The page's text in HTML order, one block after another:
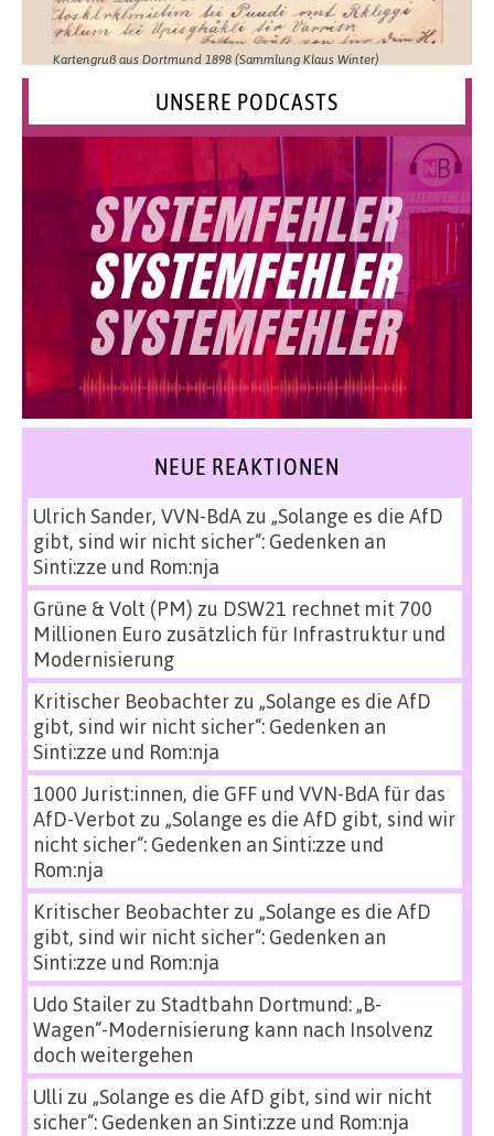
Kartengruß aus Dortmund 1898 (Sammlung Klaus Winter)
UNSERE PODCASTS
NEUE REAKTIONEN
Ulrich Sander, VVN-BdAzu „Solange es die AfD
gibt, sind wir nicht sicher“: Gedenken an
Sinti:zze und Rom:nja
Grüne & Volt (PM) zu DSW21 rechnet mit 700
Millionen Euro zusätzlich für Infrastruktur und
Modernisierung
Kritischer Beobachterzu „Solange es die AfD
gibt, sind wir nicht sicher“: Gedenken an
Sinti:zze und Rom:nja
1000 Jurist:innen, die GFF und VVN-BdA für das
AfD-Verbot zu „Solange es die AfD gibt, sind wir
nicht sicher“: Gedenken an Sinti:zze und
Rom:nja
Kritischer Beobachterzu „Solange es die AfD
gibt, sind wir nicht sicher“: Gedenken an
Sinti:zze und Rom:nja
Udo Stailerzu Stadtbahn Dortmund: „B-
Wagen“-Modernisierung kann nach Insolvenz
doch weitergehen
Ulli zu „Solange es die AfD gibt, sind wir nicht
sicher“: Gedenken an Sinti:zze und Rom:nja